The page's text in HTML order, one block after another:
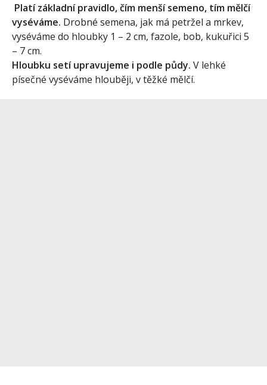
Platí základní pravidlo, čím menší semeno, tím mělčí
vyséváme. Drobné semena, jak má petržel a mrkev,
vyséváme do hloubky 1 – 2 cm, fazole, bob, kukuřici 5
– 7 cm.
Hloubku setí upravujeme i podle půdy. V lehké
písečné vyséváme hlouběji, v těžké mělčí.